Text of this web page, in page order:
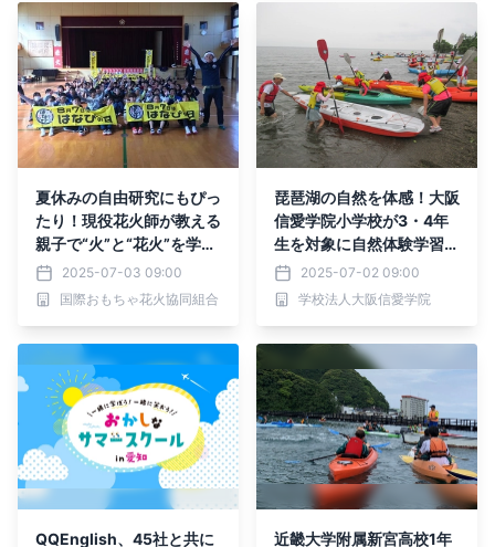
夏休みの自由研究にもぴっ
たり！現役花火師が教える
親子で“火”と“花火”を学べ
る体験型イベントを大阪市
で開催！
2025-07-03 09:00
国際おもちゃ花火協同組合
琵琶湖の自然を体感！大阪
信愛学院小学校が3・4年
生を対象に自然体験学習を
実施2025-07-02 09:00
学校法人大阪信愛学院
QQEnglish、45社と共に 近畿大学附属新宮高校1年